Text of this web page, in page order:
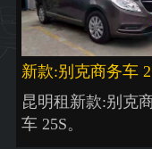
新款:别克商务车
昆明租新款:别克
车 25S。